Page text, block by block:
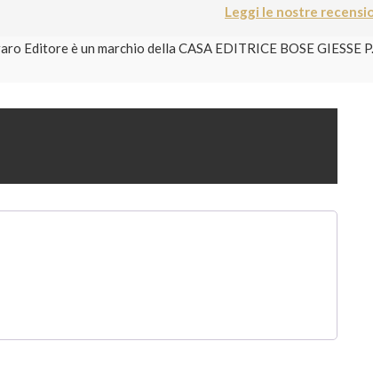
Leggi le nostre
è un marchio della CASA EDITRICE BOSE